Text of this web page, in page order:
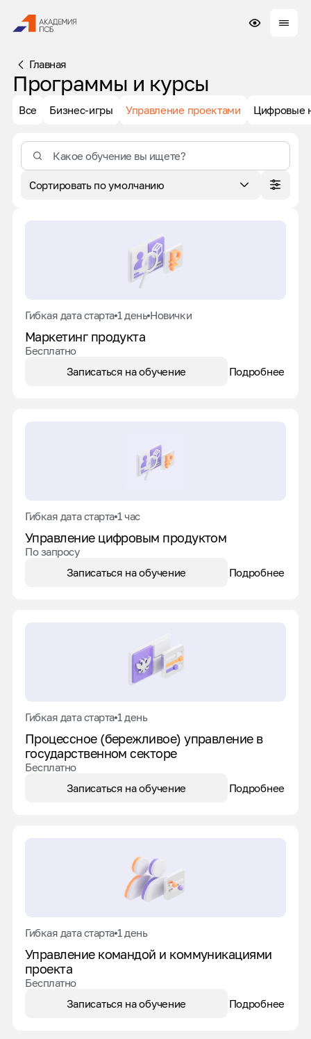
Главная
Программы и курсы
Все Бизнес-игры Управление проектами Цифровые
Сортировать по умолчанию
Гибкая дата старта 1 день Новички
Маркетинг продукта
Бесплатно
Записаться на обучение
Подробнее
Гибкая дата старта 1 час
Управление цифровым продуктом
По запросу
Записаться на обучение
Подробнее
Гибкая дата старта 1 день
Процессное (бережливое) управление в
государственном секторе
Бесплатно
Записаться на обучение
Подробнее
Гибкая дата старта 1 день
Управление командой и коммуникациями
проекта
Бесплатно
Записаться на обучение
Подробнее